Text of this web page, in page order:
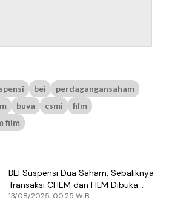
bei
perdagangansaham
buva csmi
film
film
BEI Suspensi Dua Saham, Sebaliknya
Transaksi CHEM dan FILM Dibuka
Kembali
13/08/2025, 00.25 WIB